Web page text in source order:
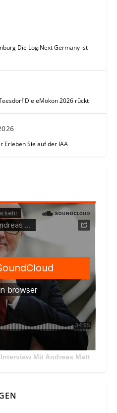
Die LogiNext Germany ist
Die eMokon 2026 rückt
Erleben Sie auf der IAA
Interview Mit Andreas Matthä, CEO der ÖBB Holding